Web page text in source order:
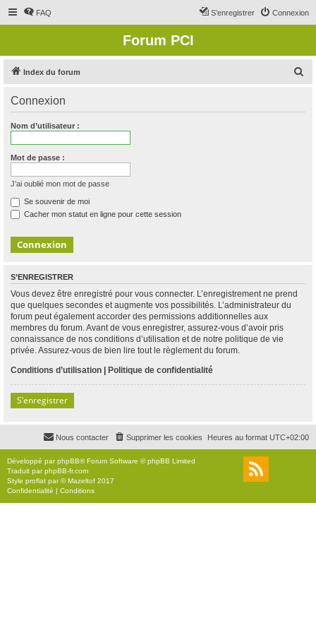
FAQ Connexion
S’enregistrer
Forum PCI
Index du forum
Connexion
Nom d’utilisateur :
Mot de passe :
J’ai oublié mon mot de passe
Se souvenir de moi
Cacher mon statut en ligne pour cette session
S’ENREGISTRER
Vous devez être enregistré pour vous connecter. L’enregistrement ne prend
que quelques secondes et augmente vos possibilités. L’administrateur du
forum peut également accorder des permissions additionnelles aux
membres du forum. Avant de vous enregistrer, assurez-vous d’avoir pris
connaissance de nos conditions d’utilisation et de notre politique de vie
privée. Assurez-vous de bien lire tout le règlement du forum.
Conditions d’utilisation | Politique de confidentialité
S’enregistrer
Heures au format UTC+02:00
Supprimer les cookies
Nous contacter
Développé parphpBB® Forum Software © phpBB Limited
Traduit parphpBB-fr.com
Style proflat par ©Mazeltof 2017
Confidentialité | Conditions